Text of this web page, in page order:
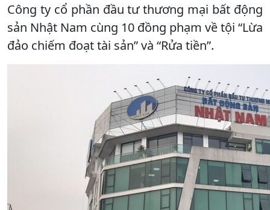
Công ty cổ phần đầu tư thương mại bất động
sản Nhật Nam cùng 10 đồng phạm về tội “Lừa
đảo chiếm đoạt tài sản” và “Rửa tiền”.